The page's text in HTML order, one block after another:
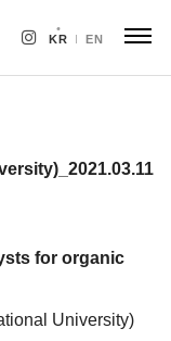
KR EN
for organic
University)